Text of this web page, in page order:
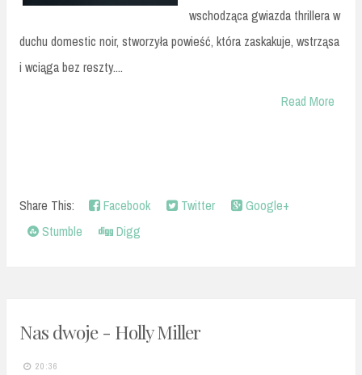
wschodząca gwiazda thrillera w
duchu domestic noir, stworzyła powieść, która zaskakuje, wstrząsa
i wciąga bez reszty....
Read More
Share This: Facebook Twitter
Google+
Stumble
Digg
Nas dwoje - Holly Miller
20:36